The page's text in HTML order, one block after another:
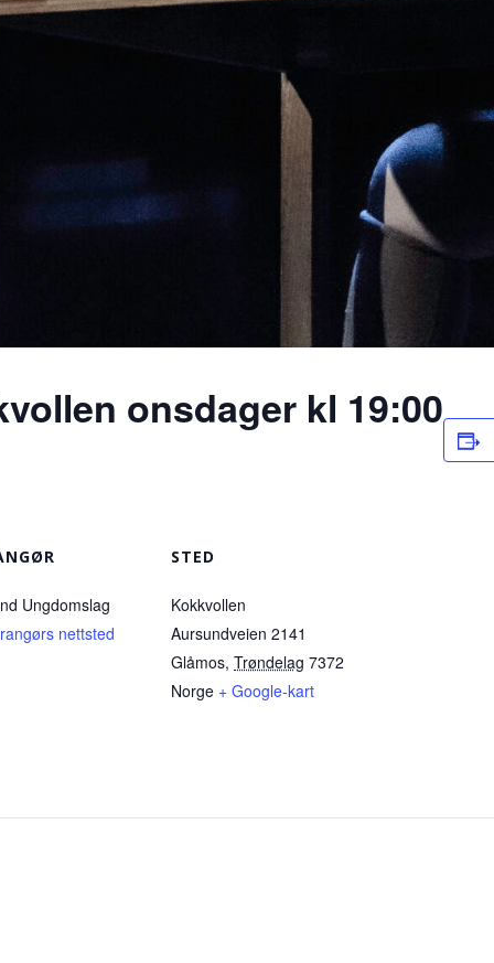
onsdager kl 19:00
Ungdomslag
nettsted
STED
Kokkvollen
Aursundveien 2141
Glåmos, Trøndelag 7372
Norge + Google-kart